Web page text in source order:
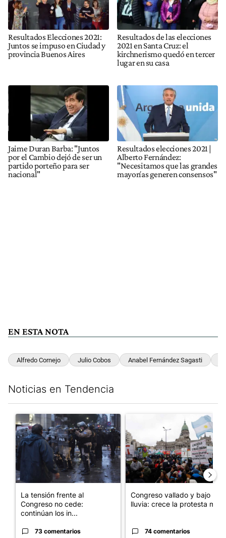
Resultados Elecciones 2021:
Juntos se impuso en Ciudad y
provincia Buenos Aires
Resultados de las elecciones
2021 en Santa Cruz: el
kirchnerismo quedó en tercer
lugar en su casa
Jaime Duran Barba: "Juntos
por el Cambio dejó de ser un
partido porteño para ser
nacional"
Resultados elecciones 2021 |
Alberto Fernández:
"Necesitamos que las grandes
mayorías generen consensos"
EN ESTA NOTA
Alfredo Cornejo Julio Cobos Anabel Fernández Sagasti
Noticias en Tendencia
Un artículo de tendencia con el título "La tensión frente al
La tensión frente al
Congreso no cede:
continúan los in...
73 comentarios
Un artículo de tendencia
Congreso vallado y bajo la
lluvia: crece la protesta mi...
74 comentarios